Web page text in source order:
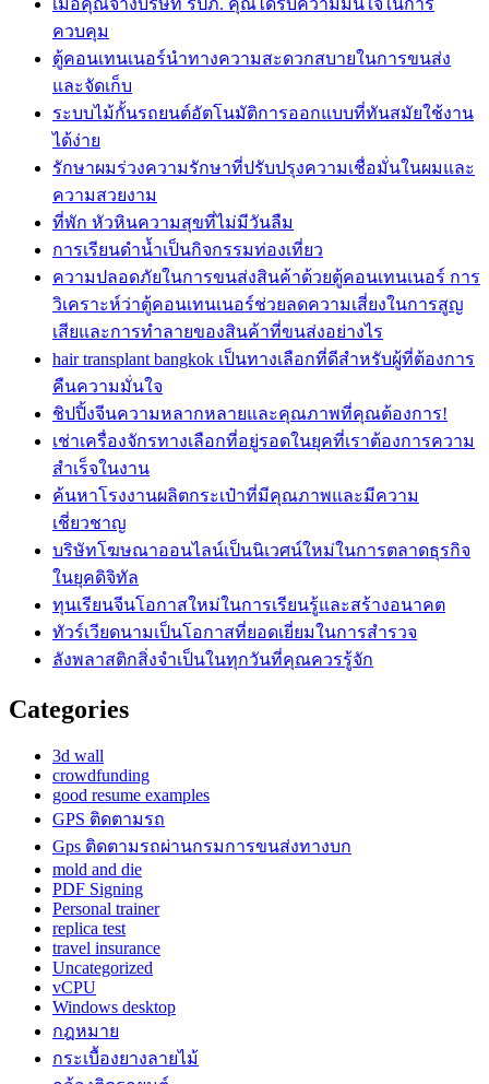
ควบคุม
ตู้คอนเทนเนอร์นำทางความสะดวกสบายในการขนส่ง
และจัดเก็บ
ระบบไม้กั้นรถยนต์อัตโนมัติการออกแบบที่ทันสมัยใช้งาน
ได้ง่าย
รักษาผมร่วงความรักษาที่ปรับปรุงความเชื่อมั่นในผมและ
ความสวยงาม
ที่พัก หัวหินความสุขที่ไม่มีวันลืม
การเรียนดำน้ำเป็นกิจกรรมท่องเที่ยว
ความปลอดภัยในการขนส่งสินค้าด้วยตู้คอนเทนเนอร์ การ
วิเคราะห์ว่าตู้คอนเทนเนอร์ช่วยลดความเสี่ยงในการสูญ
เสียและการทำลายของสินค้าที่ขนส่งอย่างไร
hair transplant bangkok เป็นทางเลือกที่ดีสำหรับผู้ที่ต้องการ
คืนความมั่นใจ
ชิปปิ้งจีนความหลากหลายและคุณภาพที่คุณต้องการ!
เช่าเครื่องจักรทางเลือกที่อยู่รอดในยุคที่เราต้องการความ
สำเร็จในงาน
ค้นหาโรงงานผลิตกระเป๋าที่มีคุณภาพและมีความ
เชี่ยวชาญ
บริษัทโฆษณาออนไลน์เป็นนิเวศน์ใหม่ในการตลาดธุรกิจ
ในยุคดิจิทัล
ทุนเรียนจีนโอกาสใหม่ในการเรียนรู้และสร้างอนาคต
ทัวร์เวียดนามเป็นโอกาสที่ยอดเยี่ยมในการสำรวจ
ลังพลาสติกสิ่งจำเป็นในทุกวันที่คุณควรรู้จัก
Categories
3d wall
crowdfunding
good resume examples
GPS ติดตามรถ
Gps ติดตามรถผ่านกรมการขนส่งทางบก
mold and die
PDF Signing
Personal trainer
replica test
travel insurance
Uncategorized
vCPU
Windows desktop
กฎหมาย
กระเบื้องยางลายไม้